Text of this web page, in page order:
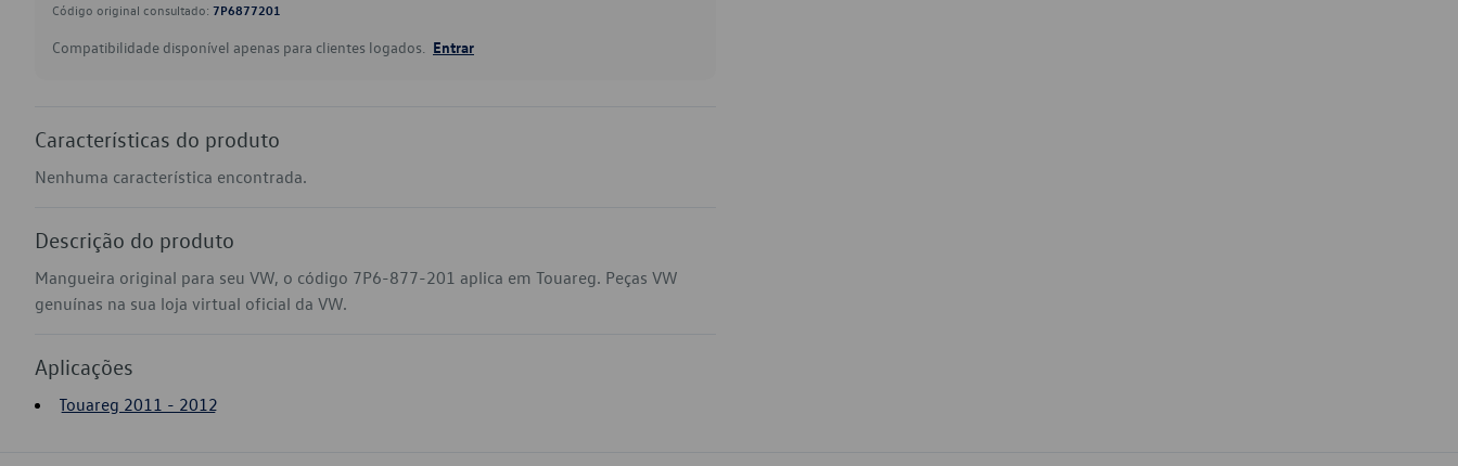
Código original consultado: 7P6877201
Compatibilidade disponível apenas para clientes logados. Entrar
Características do produto
Nenhuma característica encontrada.
Descrição do produto
Mangueira original para seu VW, o código 7P6-877-201 aplica em Touareg. Peças VW
genuínas na sua loja virtual oficial da VW.
Aplicações
Touareg 2011 - 2012